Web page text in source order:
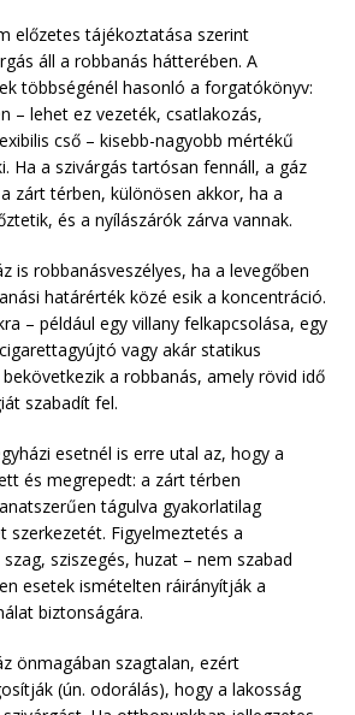
előzetes tájékoztatása szerint
áll a robbanás hátterében. A
többségénél hasonló a forgatókönyv:
– lehet ez vezeték, csatlakozás,
cső – kisebb-nagyobb mértékű
Ha a szivárgás tartósan fennáll, a gáz
zárt térben, különösen akkor, ha a
és a nyílászárók zárva vannak.
is robbanásveszélyes, ha a levegőben
határérték közé esik a koncentráció.
– például egy villany felkapcsolása, egy
vagy akár statikus
a robbanás, amely rövid idő
szabadít fel.
esetnél is erre utal az, hogy a
és megrepedt: a zárt térben
tágulva gyakorlatilag
szerkezetét. Figyelmeztetés a
sziszegés, huzat – nem szabad
esetek ismételten ráirányítják a
biztonságára.
önmagában szagtalan, ezért
(ún. odorálás), hogy a lakosság